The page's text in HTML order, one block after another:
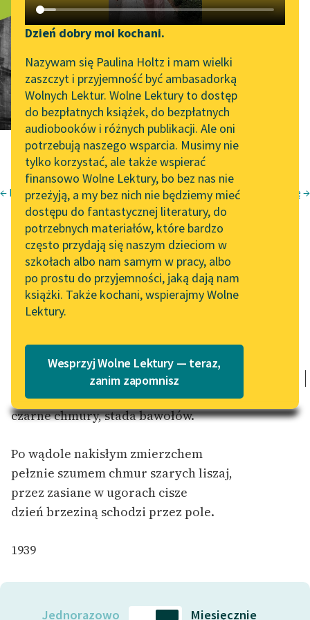
Katalog DAISY
Podkasty o książkach
Zgłoś brak utworu
Aktualności
„Prokurator Alicja Horn”
do słuchania
Byliśmy częścią AI Impact
Lab
Zapraszamy na spotkanie
online z tłumaczkami
literatury skandynawskiej
Spotkanie z Katarzyną
Tunkiel w Oslo
102. lata temu zmarł
Joseph Conrad
Lektury szkolne i klasyka
literatury do słuchania dla
uczennic i uczniów z
E-kolekcja lektur
szkolnych i literatury do
słuchania dla uczennic i
uczniów z
niepełnosprawnościami
Feministyczne inspiracje.
skandynawskiej literatury
Narzędzia
Mapa Wolnych Lektur
Leśmianator
Przewodnik dla piszących i
czytających
API
OAI-PMH
Widget Wolnych Lektur
Przypisy
Katalog w formacie PDF
Dzień dobry moi kochani.
Nazywam się Paulina Holtz i mam wielki
zaszczyt i przyjemność być ambasadorką
Wolnych Lektur. Wolne Lektury to dostęp
do bezpłatnych książek, do bezpłatnych
audiobooków i różnych publikacji. Ale oni
potrzebują naszego wsparcia. Musimy nie
tylko korzystać, ale także wspierać
finansowo Wolne Lektury, bo bez nas nie
przeżyją, a my bez nich nie będziemy mieć
dostępu do fantastycznej literatury, do
potrzebnych materiałów, które bardzo
często przydają się naszym dzieciom w
szkołach albo nam samym w pracy, albo
po prostu do przyjemności, jaką dają nam
książki. Także kochani, wspierajmy Wolne
Lektury.
Wesprzyj Wolne Lektury — teraz,
zanim zapomnisz
Podróż w naturę →
← Piosenka księżyca
Krzysztof Kamil Baczyński
Juwenilia II
Melancholia
Szary pejzaż tętni kroplami
w rzeki gęste, lśniące jak ołów,
noc przepędza do pustych obór
czarne chmury, stada bawołów.
Po wądole nakisłym zmierzchem
pełznie szumem chmur szarych liszaj,
przez zasiane w ugorach cisze
dzień brzeziną schodzi przez pole.
1939
Jednorazowo Miesięcznie